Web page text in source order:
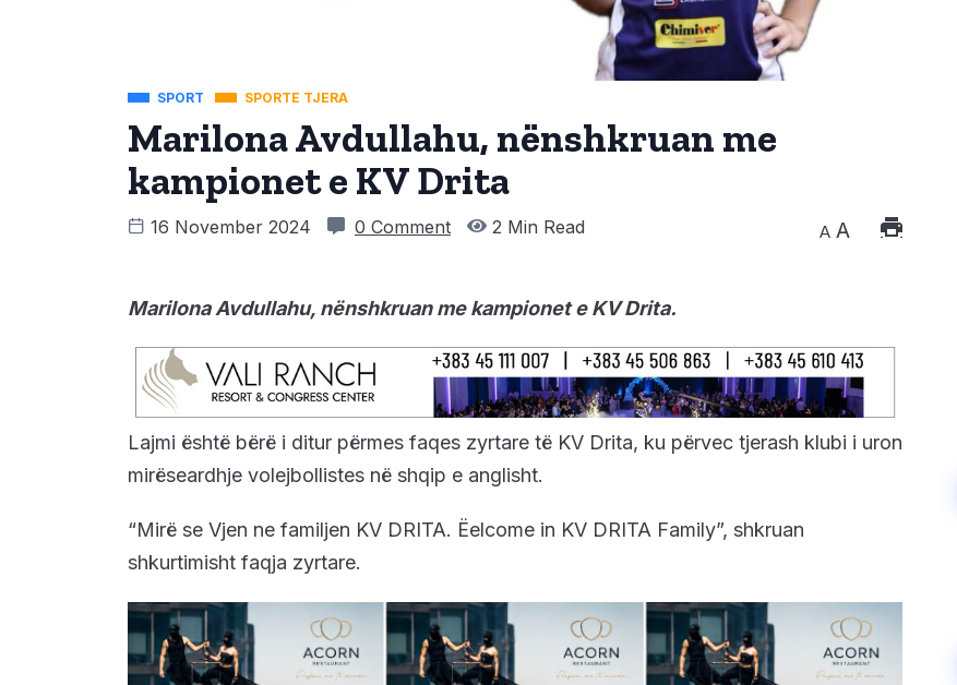
SPORT SPORTE TJERA
Marilona Avdullahu, nënshkruan me
kampionet e KV Drita
16 November 2024 0 Comment 2 Min Read A A
Marilona Avdullahu, nënshkruan me kampionet e KV Drita.
Lajmi është bërë i ditur përmes faqes zyrtare të KV Drita, ku përvec tjerash klubi i uron
mirëseardhje volejbollistes në shqip e anglisht.
“Mirë se Vjen ne familjen KV DRITA. Ëelcome in KV DRITA Family”, shkruan
shkurtimisht faqja zyrtare.